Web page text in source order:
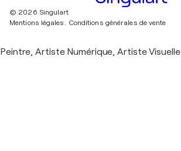
© 2026 Singulart
Mentions légales. Conditions générales de vente
Peintre, Artiste Numérique, Artiste Visuelle